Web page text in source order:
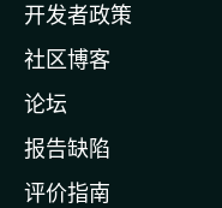
页
开发者政策
社区博客
论坛
报告缺陷
评价指南